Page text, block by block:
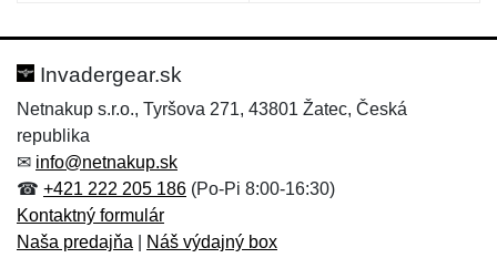
Invadergear.sk
Netnakup s.r.o., Tyršova 271, 43801 Žatec, Česká
republika
✉ info@netnakup.sk
☎ +421 222 205 186 (Po-Pi 8:00-16:30)
Kontaktný formulár
Naša predajňa
Náš výdajný box